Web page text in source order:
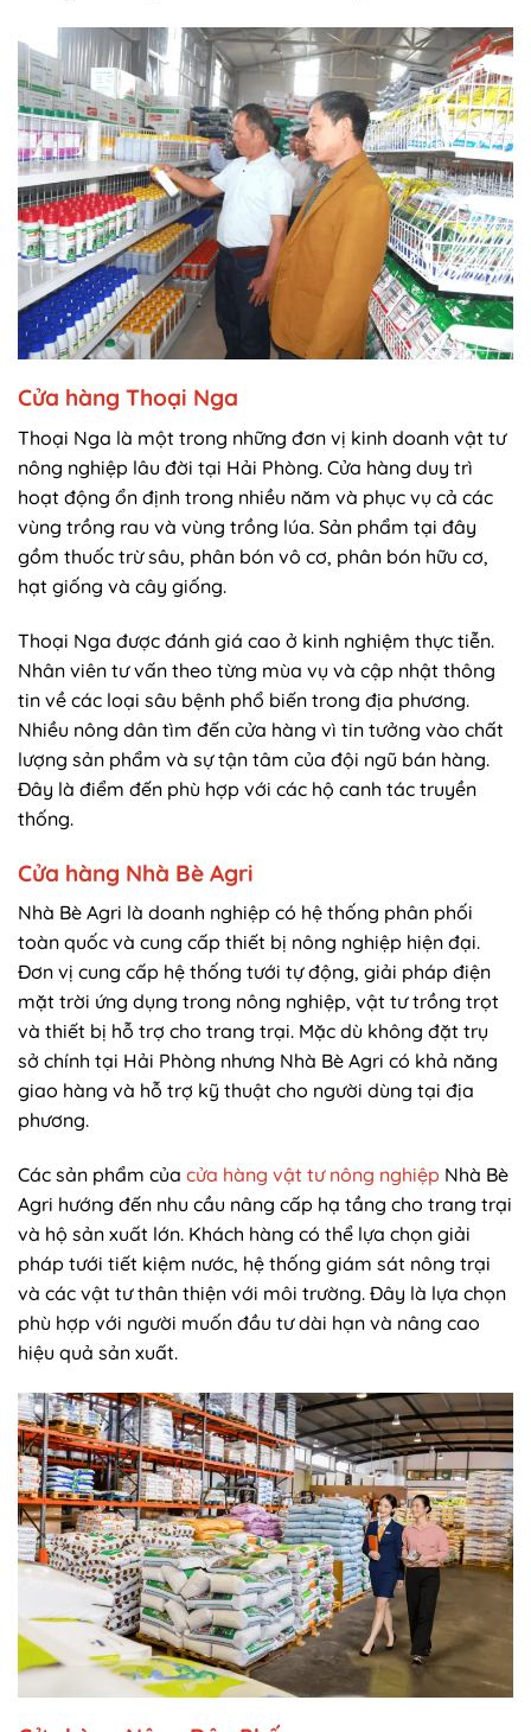
Cửa hàng Thoại Nga
Thoại Nga là một trong những đơn vị kinh doanh vật tư
nông nghiệp lâu đời tại Hải Phòng. Cửa hàng duy trì
hoạt động ổn định trong nhiều năm và phục vụ cả các
vùng trồng rau và vùng trồng lúa. Sản phẩm tại đây
gồm thuốc trừ sâu, phân bón vô cơ, phân bón hữu cơ,
hạt giống và cây giống.
Thoại Nga được đánh giá cao ở kinh nghiệm thực tiễn.
Nhân viên tư vấn theo từng mùa vụ và cập nhật thông
tin về các loại sâu bệnh phổ biến trong địa phương.
Nhiều nông dân tìm đến cửa hàng vì tin tưởng vào chất
lượng sản phẩm và sự tận tâm của đội ngũ bán hàng.
Đây là điểm đến phù hợp với các hộ canh tác truyền
thống.
Cửa hàng Nhà Bè Agri
Nhà Bè Agri là doanh nghiệp có hệ thống phân phối
toàn quốc và cung cấp thiết bị nông nghiệp hiện đại.
Đơn vị cung cấp hệ thống tưới tự động, giải pháp điện
mặt trời ứng dụng trong nông nghiệp, vật tư trồng trọt
và thiết bị hỗ trợ cho trang trại. Mặc dù không đặt trụ
sở chính tại Hải Phòng nhưng Nhà Bè Agri có khả năng
giao hàng và hỗ trợ kỹ thuật cho người dùng tại địa
phương.
Các sản phẩm của cửa hàng vật tư nông nghiệp Nhà Bè
Agri hướng đến nhu cầu nâng cấp hạ tầng cho trang trại
và hộ sản xuất lớn. Khách hàng có thể lựa chọn giải
pháp tưới tiết kiệm nước, hệ thống giám sát nông trại
và các vật tư thân thiện với môi trường. Đây là lựa chọn
phù hợp với người muốn đầu tư dài hạn và nâng cao
hiệu quả sản xuất.